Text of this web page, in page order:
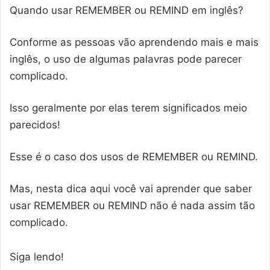
Quando usar REMEMBER ou REMIND em inglês?
Conforme as pessoas vão aprendendo mais e mais
inglês, o uso de algumas palavras pode parecer
complicado.
Isso geralmente por elas terem significados meio
parecidos!
Esse é o caso dos usos de REMEMBER ou REMIND.
Mas, nesta dica aqui você vai aprender que saber
usar REMEMBER ou REMIND não é nada assim tão
complicado.
Siga lendo!